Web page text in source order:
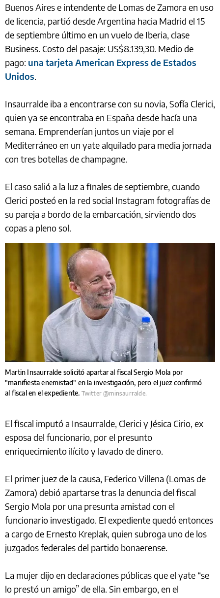
Buenos Aires e intendente de Lomas de Zamora en uso
de licencia, partió desde Argentina hacia Madrid el 15
de septiembre último en un vuelo de Iberia, clase
Business. Costo del pasaje: US$8.139,30. Medio de
pago: una tarjeta American Express de Estados
Unidos.
Insaurralde iba a encontrarse con su novia, Sofía Clerici,
quien ya se encontraba en España desde hacía una
semana. Emprenderían juntos un viaje por el
Mediterráneo en un yate alquilado para media jornada
con tres botellas de champagne.
El caso salió a la luz a finales de septiembre, cuando
Clerici posteó en la red social Instagram fotografías de
su pareja a bordo de la embarcación, sirviendo dos
copas a pleno sol.
Martin Insaurralde solicitó apartar al fiscal Sergio Mola por
"manifiesta enemistad" en la investigación, pero el juez confirmó
al fiscal en el expediente. Twitter @minsaurralde.
El fiscal imputó a Insaurralde, Clerici y Jésica Cirio, ex
esposa del funcionario, por el presunto
enriquecimiento ilícito y lavado de dinero.
El primer juez de la causa, Federico Villena (Lomas de
Zamora) debió apartarse tras la denuncia del fiscal
Sergio Mola por una presunta amistad con el
funcionario investigado. El expediente quedó entonces
a cargo de Ernesto Kreplak, quien subroga uno de los
juzgados federales del partido bonaerense.
La mujer dijo en declaraciones públicas que el yate “se
lo prestó un amigo” de ella. Sin embargo, en el